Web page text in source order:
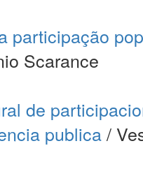
participação
Scarance
de
publica/